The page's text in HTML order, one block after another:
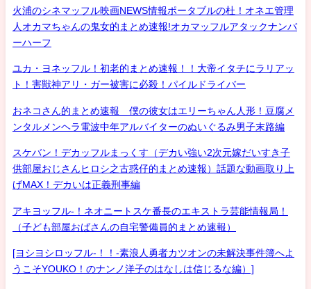
火浦のシネマッフル映画NEWS情報ポータブルの杜！オネエ管理
人オカマちゃんの鬼女的まとめ速報!オカマッフルアタックナンバ
ーハーフ
ユカ・ヨネッフル！初老的まとめ速報！！大帝イタチにラリアッ
ト！害獣神アリ・ガー被害に必殺！パイルドライバー
おネコさん的まとめ速報 僕の彼女はエリーちゃん人形！豆腐メ
ンタルメンヘラ電波中年アルバイターのぬいぐるみ男子末路編
スケバン！デカッフルまっくす（デカい強い2次元嫁だいすき子
供部屋おじさんヒロシ之古惑仔的まとめ速報）話題な動画取り上
げMAX！デカいは正義刑事編
アキヨッフル-！ネオニートスケ番長のエキストラ芸能情報局！
（子ども部屋おばさんの自宅警備員的まとめ速報）
[ヨシヨシロッフル-！！-素浪人勇者カツオンの未解決事件簿へよ
うこそYOUKO！のナンノ洋子のはなしは信じるな編）]